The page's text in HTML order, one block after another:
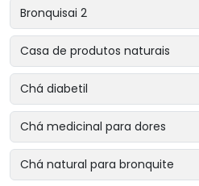
Bronquisai 2
Casa de produtos naturais
Chá diabetil
Chá medicinal para dores
Chá natural para bronquite